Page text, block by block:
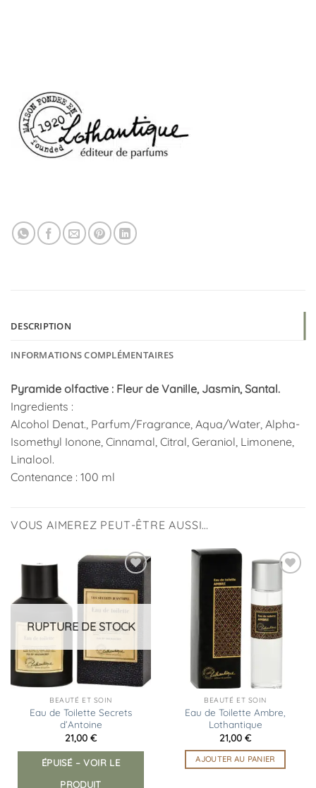
DESCRIPTION
INFORMATIONS COMPLÉMENTAIRES
Pyramide olfactive : Fleur de Vanille, Jasmin, Santal.
Ingredients :
Alcohol Denat., Parfum/Fragrance, Aqua/Water, Alpha-
Isomethyl Ionone, Cinnamal, Citral, Geraniol, Limonene,
Linalool.
Contenance : 100 ml
VOUS AIMEREZ PEUT-ÊTRE AUSSI…
Ajouter
à la
liste
d’envies
RUPTURE DE STOCK
BEAUTÉ ET SOIN
Eau de Toilette Secrets
d’Antoine
21,00 €
ÉPUISÉ – VOIR LE
PRODUIT
à la
liste
d’envies
BEAUTÉ ET SOIN
Eau de Toilette Ambre,
Lothantique
21,00 €
AJOUTER AU PANIER